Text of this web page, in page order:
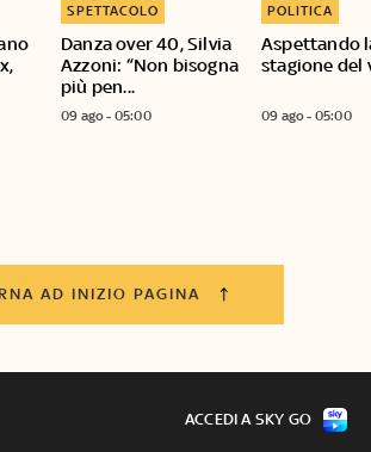
Danza over 40, Silvia
Azzoni: “Non bisogna
più pen...
SPETTACOLO
09 ago - 05:00
Aspettando
stagione del
POLITICA
09 ago - 05:00
AD INIZIO PAGINA
ACCEDI A SKY GO